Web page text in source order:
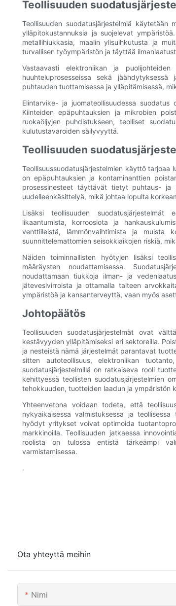
Teollisuuden
Teollisuuden suodatusjärjestelmiä
ylläpitokustannuksia ja suojelevat
metallihiukkasia, maalin ylisuihkutusta ja
turvallisen työympäristön ja täyttää
Vastaavasti elektroniikan ja
huuhteluprosesseissa sekä
puhtauden tuottamisessa ja ylläpitämisessä,
Elintarvike- ja juomateollisuudessa
Kiinteiden epäpuhtauksien ja mikrobien
ruokaöljyjen puhdistukseen, teolliset
kulutustavaroiden säilyvyyttä.
Teollisuuden
Teollisuussuodatusjärjestelmien käyttö tarjoaa
on epäpuhtauksien ja kontaminanttien
prosessinesteet täyttävät tietyt puhtaus- ja
uudelleenkäsittelyä, mikä johtaa lopulta
Lisäksi teollisuuden
likaantumista, korroosiota ja
venttiileistä, lämmönvaihtimista ja muista
suunnittelemattomien seisokkiaikojen riskiä,
Näiden toiminnallisten hyötyjen lisäksi
määräysten noudattamisessa.
noudattamaan tiukkoja ilman- ja
jätevesivirroista ja ottamalla talteen
ympäristöä ja kansanterveyttä, vaan myös
Johtopäätös
Teollisuuden suodatusjärjestelmät ovat
kestävyyden ylläpitämiseksi eri sektoreilla.
ja nesteistä nämä järjestelmät parantavat
sitten autoteollisuus, elektroniikan
suodatusjärjestelmillä on ratkaiseva rooli
kehittyessä teollisten suodatusjärjestelmien
tehokkuuden, tuotteiden laadun ja ympäristön
Yhteenvetona voidaan todeta, että
nykyaikaisessa valmistuksessa ja
hyödyt yritykset voivat optimoida
markkinoilla. Teollisuuden jatkaessa
roolista on tulossa entistä tärkeämpi
varmistamisessa.
.
Ota yhteyttä meihin
Nimi